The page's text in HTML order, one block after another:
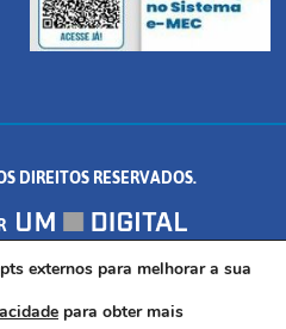
DIREITOS RESERVADOS.
PALMEIRAS, FORMIGA/MG - CEP:
externos para melhorar a sua
para obter mais